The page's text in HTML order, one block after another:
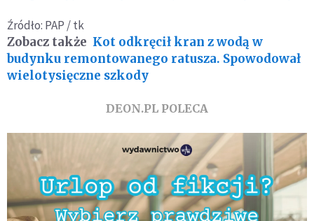
Źródło: PAP / tk
Zobacz także Kot odkręcił kran z wodą w
budynku remontowanego ratusza. Spowodował
wielotysięczne szkody
DEON.PL POLECA